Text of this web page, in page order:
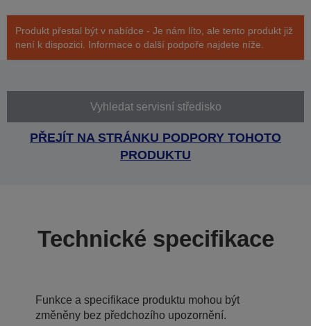
Produkt přestal být v nabídce - Je nám líto, ale tento produkt již
není k dispozici. Informace o další podpoře najdete níže.
Vyhledat servisní středisko
PŘEJÍT NA STRÁNKU PODPORY TOHOTO
PRODUKTU
Technické specifikace
Funkce a specifikace produktu mohou být
změněny bez předchozího upozornění.